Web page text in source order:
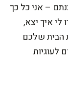
– אני כל כך
איך יצא,
הבית שלכם
לעוגיות